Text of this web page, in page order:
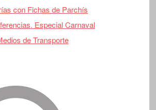
con Fichas de Parchís
Especial Carnaval
de Transporte